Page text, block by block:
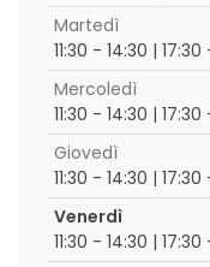
Martedì
11:30 - 14:30 |
Mercoledì
11:30 - 14:30 |
Giovedì
11:30 - 14:30 |
Venerdì
11:30 - 14:30 |